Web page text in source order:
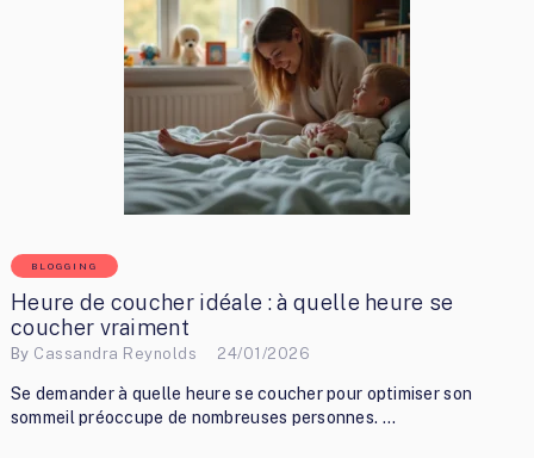
BLOGGING
Heure de coucher idéale : à quelle heure se
coucher vraiment
By Cassandra Reynolds 24/01/2026
Se demander à quelle heure se coucher pour optimiser son
sommeil préoccupe de nombreuses personnes. …